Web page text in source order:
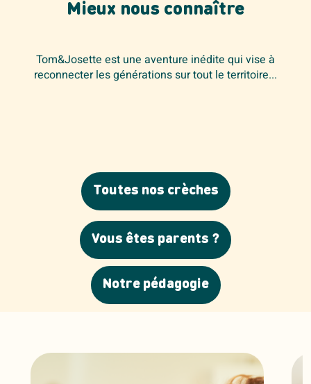
Mieux nous connaître
Tom&Josette est une aventure inédite qui vise à
reconnecter les générations sur tout le territoire...
Toutes nos crèches
Vous êtes parents ?
Notre pédagogie